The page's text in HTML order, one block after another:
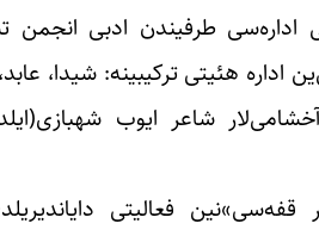
اداره‌سی طرفیندن ادبی
هئیتی ترکیبینه: شیدا،
شاعر ایوب
فعالیتی